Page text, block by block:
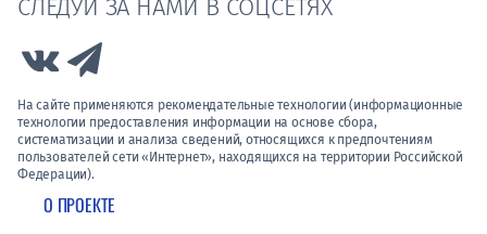
О ПРОЕКТЕ
СЛЕДУЙ ЗА НАМИ В СОЦСЕТЯХ
Link to Vk
На сайте применяются рекомендательные технологии (информационные
технологии предоставления информации на основе сбора,
систематизации и анализа сведений, относящихся к предпочтениям
пользователей сети «Интернет», находящихся на территории Российской
Федерации).